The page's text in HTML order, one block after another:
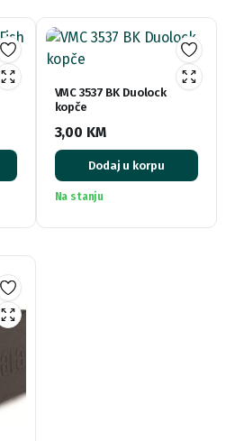
VMC 3537 BK Duolock
kopče
3,00 KM
Dodaj u korpu
Na stanju